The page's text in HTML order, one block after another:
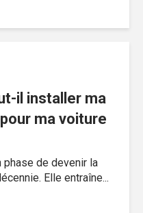
il installer ma
ma voiture
de devenir la
Elle entraîne...